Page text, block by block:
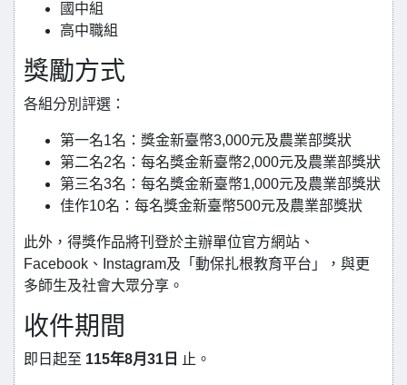
國中組
高中職組
獎勵方式
各組分別評選：
第一名1名：獎金新臺幣3,000元及農業部獎狀
第二名2名：每名獎金新臺幣2,000元及農業部獎狀
第三名3名：每名獎金新臺幣1,000元及農業部獎狀
佳作10名：每名獎金新臺幣500元及農業部獎狀
此外，得獎作品將刊登於主辦單位官方網站、
Facebook、Instagram及「動保扎根教育平台」，與更
多師生及社會大眾分享。
收件期間
即日起至 115年8月31日 止。